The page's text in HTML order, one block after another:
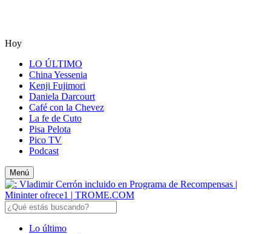
Hoy
LO ÚLTIMO
China Yessenia
Kenji Fujimori
Daniela Darcourt
Café con la Chevez
La fe de Cuto
Pisa Pelota
Pico TV
Podcast
Menú
Lo último